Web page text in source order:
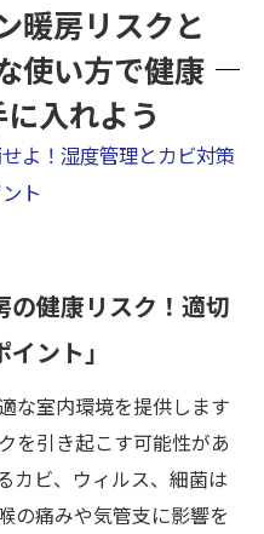
暖房リスクと
使い方で健康
入れよう
よ！湿度管理とカビ対策
ト
の健康リスク！適切
ント」
な室内環境を提供します
を引き起こす可能性があ
カビ、ウィルス、細菌は
の痛みや気管支に影響を